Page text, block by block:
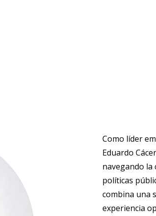
Como líder
Eduardo
navegando la
políticas
combina una
experiencia